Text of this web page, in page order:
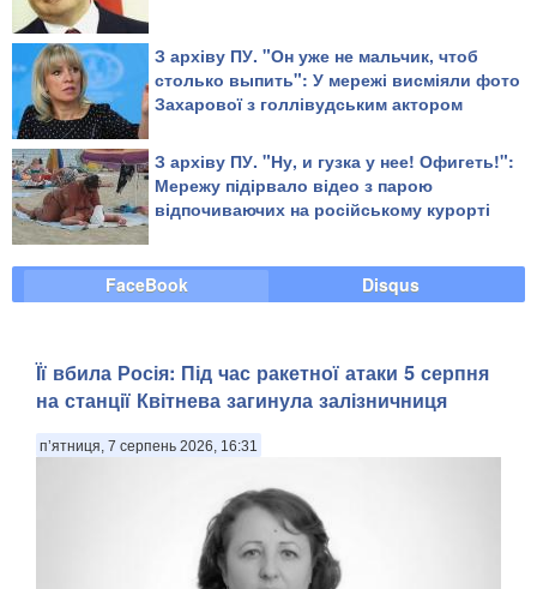
З архіву ПУ. "Он уже не мальчик, чтоб
столько выпить": У мережі висміяли фото
Захарової з голлівудським актором
З архіву ПУ. "Ну, и гузка у нее! Офигеть!":
Мережу підірвало відео з парою
відпочиваючих на російському курорті
FaceBook Disqus
Її вбила Росія: Під час ракетної атаки 5 серпня
на станції Квітнева загинула залізничниця
п’ятниця, 7 серпень 2026, 16:31